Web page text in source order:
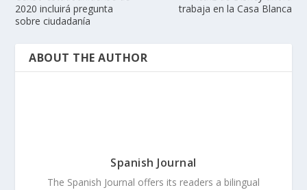
2020 incluirá pregunta
sobre ciudadanía
trabaja en la Casa Blanca
ABOUT THE AUTHOR
Spanish Journal
The Spanish Journal offers its readers a bilingual